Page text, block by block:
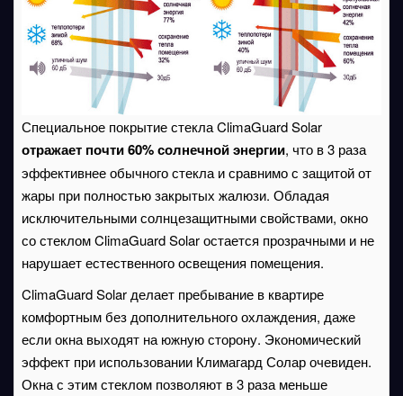
Специальное покрытие стекла ClimaGuard Solar
отражает почти 60% солнечной энергии, что в 3 раза
эффективнее обычного стекла и сравнимо с защитой от
жары при полностью закрытых жалюзи. Обладая
исключительными солнцезащитными свойствами, окно
со стеклом ClimaGuard Solar остается прозрачными и не
нарушает естественного освещения помещения.
ClimaGuard Solar делает пребывание в квартире
комфортным без дополнительного охлаждения, даже
если окна выходят на южную сторону. Экономический
эффект при использовании Климагард Солар очевиден.
Окна с этим стеклом позволяют в 3 раза меньше